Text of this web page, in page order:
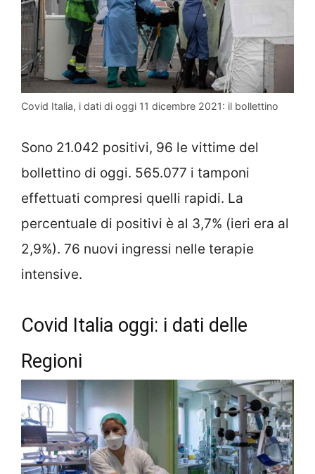
Covid Italia, i dati di oggi 11 dicembre 2021: il bollettino
Sono 21.042 positivi, 96 le vittime del
bollettino di oggi. 565.077 i tamponi
effettuati compresi quelli rapidi. La
percentuale di positivi è al 3,7% (ieri era al
2,9%). 76 nuovi ingressi nelle terapie
intensive.
Covid Italia oggi: i dati delle
Regioni